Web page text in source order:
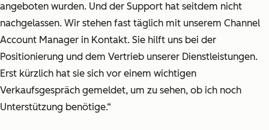
angeboten wurden. Und der Support hat seitdem nicht
nachgelassen. Wir stehen fast täglich mit unserem Channel
Account Manager in Kontakt. Sie hilft uns bei der
Positionierung und dem Vertrieb unserer Dienstleistungen.
Erst kürzlich hat sie sich vor einem wichtigen
Verkaufsgespräch gemeldet, um zu sehen, ob ich noch
Unterstützung benötige.“